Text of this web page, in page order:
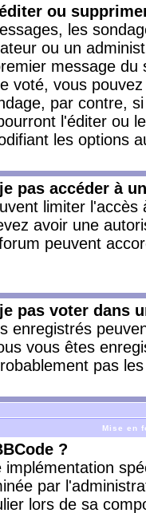
ou
les
ou un
message
voté, vous
par contre,
l'éditer ou
les options
pas accéder à
limiter
avoir une
peuvent
pas voter dans
enregistrés
vous êtes
pas
Mise en
?
implémentation
par
lors de sa